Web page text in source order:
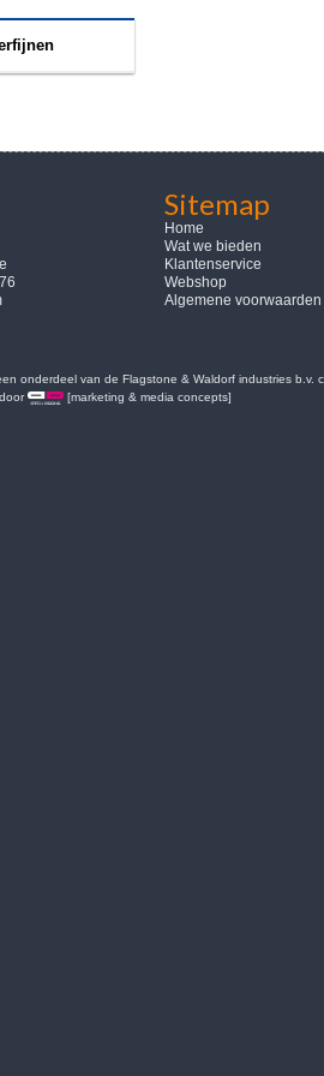
Sitemap
Home
Wat we bieden
Klantenservice
Webshop
Algemene voorwaarden
onderdeel van de Flagstone & Waldorf industries b.v.
[marketing & media concepts]